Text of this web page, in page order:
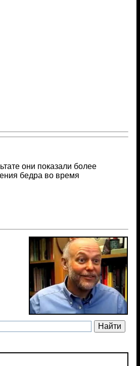
они показали более
бедра во время